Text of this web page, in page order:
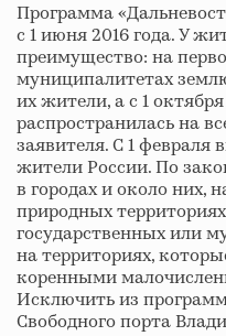
Программа
с 1 июня 2016 года. У
преимущество: на
муниципалитетах
их жители, а с 1
распространилась на
заявителя. С 1 февраля
жители России. По
в городах и около них,
природных
государственных или
на территориях,
коренными
Исключить из
Свободного порта